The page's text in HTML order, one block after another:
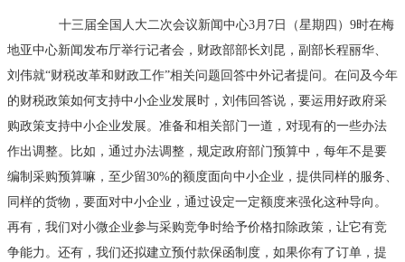
十三届全国人大二次会议新闻中心3月7日（星期四）9时在梅
地亚中心新闻发布厅举行记者会，财政部部长刘昆，副部长程丽华、
刘伟就“财税改革和财政工作”相关问题回答中外记者提问。在问及今年
的财税政策如何支持中小企业发展时，刘伟回答说，要运用好政府采
购政策支持中小企业发展。准备和相关部门一道，对现有的一些办法
作出调整。比如，通过办法调整，规定政府部门预算中，每年不是要
编制采购预算嘛，至少留30%的额度面向中小企业，提供同样的服务、
同样的货物，要面对中小企业，通过设定一定额度来强化这种导向。
再有，我们对小微企业参与采购竞争时给予价格扣除政策，让它有竞
争能力。还有，我们还拟建立预付款保函制度，如果你有了订单，提